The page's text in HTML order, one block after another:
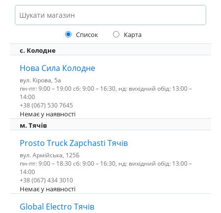
Список
Карта
с. Колодне
Нова Сила Колодне
вул. Кірова, 5а
пн-пт: 9:00 – 19:00 сб: 9:00 – 16:30, нд: вихідний обід: 13:00 –
14:00
+38 (067) 530 7645
Немає у наявності
м. Тячів
Prosto Truck Zapchasti Тячів
вул. Армійська, 125Б
пн-пт: 9:00 – 18:30 сб: 9:00 – 16:30, нд: вихідний обід: 13:00 –
14:00
+38 (067) 434 3010
Немає у наявності
Global Electro Тячів